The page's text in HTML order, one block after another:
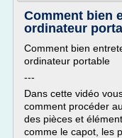
Comment bien
ordinateur
Comment bien
ordinateur portable
---
Dans cette vidéo
comment procéder
des pièces et
comme le capot, les